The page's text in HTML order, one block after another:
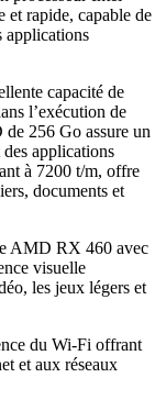
rapide, capable de
applications
capacité de
l’exécution de
256 Go assure un
applications
à 7200 t/m, offre
documents et
AMD RX 460 avec
visuelle
les jeux légers et
du Wi-Fi offrant
et aux réseaux